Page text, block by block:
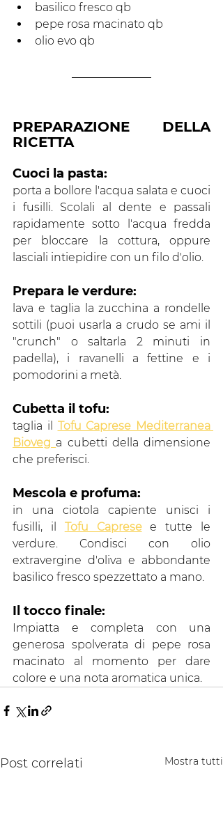
basilico fresco qb
pepe rosa macinato qb
olio evo qb
PREPARAZIONE DELLA
RICETTA
Cuoci la pasta:
porta a bollore l'acqua salata e cuoci
i fusilli. Scolali al dente e passali
rapidamente sotto l'acqua fredda
per bloccare la cottura, oppure
lasciali intiepidire con un filo d'olio.
Prepara le verdure:
lava e taglia la zucchina a rondelle
sottili (puoi usarla a crudo se ami il
"crunch" o saltarla 2 minuti in
padella), i ravanelli a fettine e i
pomodorini a metà.
Cubetta il tofu:
taglia il Tofu Caprese Mediterranea
Bioveg a cubetti della dimensione
che preferisci.
Mescola e profuma:
in una ciotola capiente unisci i
fusilli, il Tofu Caprese e tutte le
verdure. Condisci con olio
extravergine d'oliva e abbondante
basilico fresco spezzettato a mano.
Il tocco finale:
Impiatta e completa con una
generosa spolverata di pepe rosa
macinato al momento per dare
colore e una nota aromatica unica.
Post correlati Mostra tutti